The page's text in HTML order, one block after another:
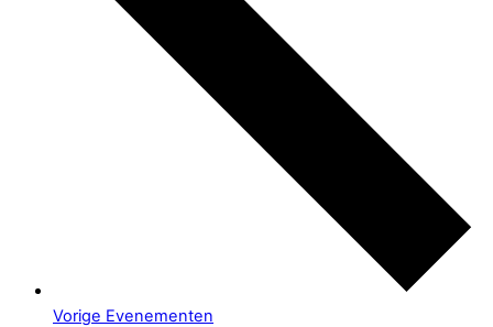
Vorige Evenementen